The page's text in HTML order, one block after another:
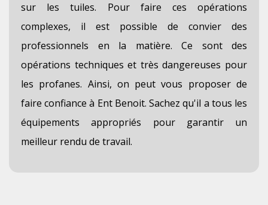
sur les tuiles. Pour faire ces opérations
complexes, il est possible de convier des
professionnels en la matière. Ce sont des
opérations techniques et très dangereuses pour
les profanes. Ainsi, on peut vous proposer de
faire confiance à Ent Benoit. Sachez qu'il a tous les
équipements appropriés pour garantir un
meilleur rendu de travail.